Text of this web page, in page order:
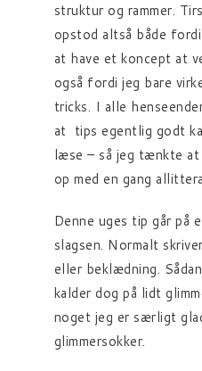
struktur og rammer.
opstod altså både
at have et koncept at
også fordi jeg bare
tricks. I alle
at tips egentlig godt
læse – så jeg tænkte
op med en gang
Denne uges tip går på
slagsen. Normalt
eller beklædning.
kalder dog på lidt
noget jeg er særligt
glimmersokker.